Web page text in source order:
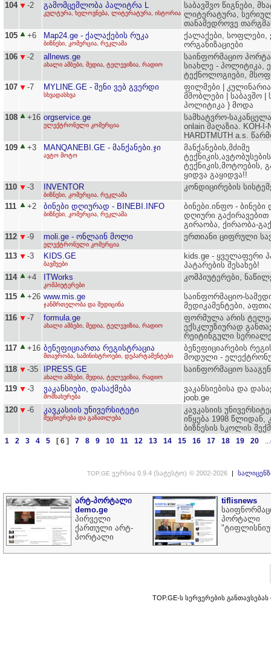
104 -2 გამომცემლობა პალიტრა L
კულტურა, ხელოვნება, ლიტერატურა, ისტორია
საბავშვო წიგნები,
ლიტერატურა,
თანამედროვე
105
+6 Map24.ge - ქალაქების რუკა
ბიზნესი, კომერცია, რეკლამა
ქალაქები, სოფლები,
ორგანიზაციები
106
-2 allnews.ge
ახალი ამბები, მედია, ტელევიზია, რადიო
საინფორმაციო
სიახლე - პოლიტიკა,
ტექნოლოგიები,
107
-7 MYLINE.GE - შენი ვებ გვერდი
სხვადასხვა
ფილმები | კულინარია
მშობლები | საბავშო |
პოლიტიკა } მოდა
108
+16 orgservice.ge
ელექტრონული კომერცია
სამხატვრო-
onlain მაღაზია. KOH-I-
HARDTMUTH a.s.
109
+3 MANQANEBI.GE - მანქანები.ჯი
ავტო მოტო
მანქანების,მძიმე
ტექნიკის,მოტოების,
ყიდვა გაყიდვა!!
110
-3 INVENTOR
ბიზნესი, კომერცია, რეკლამა
კონდიცირების
111 +2 ბინები დღიურად - BINEBI.INFO
ბიზნესი, კომერცია, რეკლამა
ბინები.ინფო - ბინები
დღიური გაქირავებით
გირაობა, ქირაობა-
112
-9 moli.ge - ონლაინ მოლი
ელექტრონული კომერცია
ერთიანი ციფრული
113 -3 KIDS.GE
ბავშვები
kids.ge - ყველაფერი
პატარების შესახებ!
114
+4 ITWorks
კომპიუტერები
კომპიუტერები,
115 +26 www.mis.ge
ჯანმრთელობა და მედიცინა
საინფორმაციო-
მედიკამენტები,
116
-7 formula.ge
ახალი ამბები, მედია, ტელევიზია, რადიო
ფორმულა არის
ექსკლუზიურად
რეიტინგული
117
+16 ბენეფიციართა რეგისტრაცია
მთავრობა, სამინისტროები, დეპარტამენტები
ბენეფიციარების
მოდული -
118
-35 IPRESS.GE
ახალი ამბები, მედია, ტელევიზია, რადიო
საინფორმაციო
119 -3 ვაკანსიები, დასაქმება
მომსახურება
ვაკანსიებისა და
joob.ge
120
-6 კავკასიის უნივერსიტეტი
მეცნიერება და განათლება
კავკასიის
იწყება 1998 წლიდან,
ბიზნესის სკოლის
1 2 3 4 5 [ 6 ] 7 8 9 10 11 12 13 14 15 16 17 18 19 20 ...
TOP.GE ვერსია 0.9.4 (სატესტო) © 2002-2026 |
არტ-პორტალი
demo.ge
პირველი
ქართული არტ-
პორტალი
tiflisnews
პორტალი
TOP.GE-ს სერვერების